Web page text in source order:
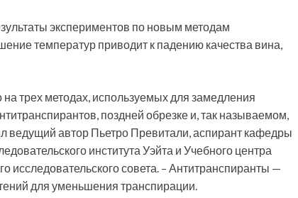
экспериментов по новым методам
температур приводит к падению качества вина,
трех методах, используемых для замедления
поздней обрезке и, так называемом,
ведущий автор Пьетро Превитали, аспирант кафедры
института Уэйта и Учебного центра
исследовательского совета. – Антитранспиранты —
для уменьшения транспирации.